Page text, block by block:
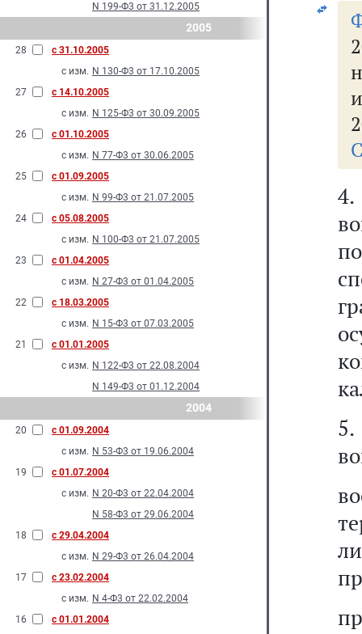
N 199-Ф3 от 31.12.2005
2005
28
с 31.10.2005
с изм. N 130-Ф3 от 17.10.2005
27
с 14.10.2005
с изм. N 125-Ф3 от 30.09.2005
26
с 01.10.2005
с изм. N 77-Ф3 от 30.06.2005
25
с 01.09.2005
с изм. N 99-Ф3 от 21.07.2005
24
с 05.08.2005
с изм. N 100-Ф3 от 21.07.2005
23
с 01.04.2005
с изм. N 27-Ф3 от 01.04.2005
22
с 18.03.2005
с изм. N 15-Ф3 от 07.03.2005
21
с 01.01.2005
с изм. N 122-Ф3 от 22.08.2004
N 149-Ф3 от 01.12.2004
2004
20
с 01.09.2004
с изм. N 53-Ф3 от 19.06.2004
19
с 01.07.2004
с изм. N 20-Ф3 от 22.04.2004
N 58-Ф3 от 29.06.2004
18
с 29.04.2004
с изм. N 29-Ф3 от 26.04.2004
17
с 23.02.2004
с изм. N 4-Ф3 от 22.02.2004
16
с 01.01.2004